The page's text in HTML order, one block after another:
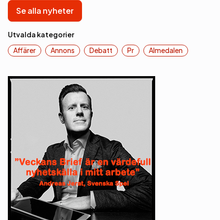
Se alla nyheter
Utvalda kategorier
Affärer
Annons Debatt Pr Almedalen